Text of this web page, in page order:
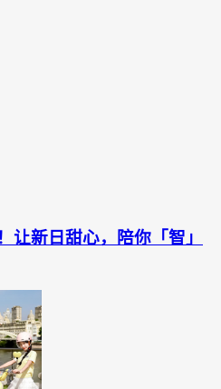
让新日甜心，陪你「智」